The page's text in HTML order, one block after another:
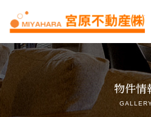
ホーム
物件情